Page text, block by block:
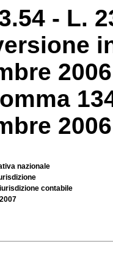
- L.
nazionale
contabile